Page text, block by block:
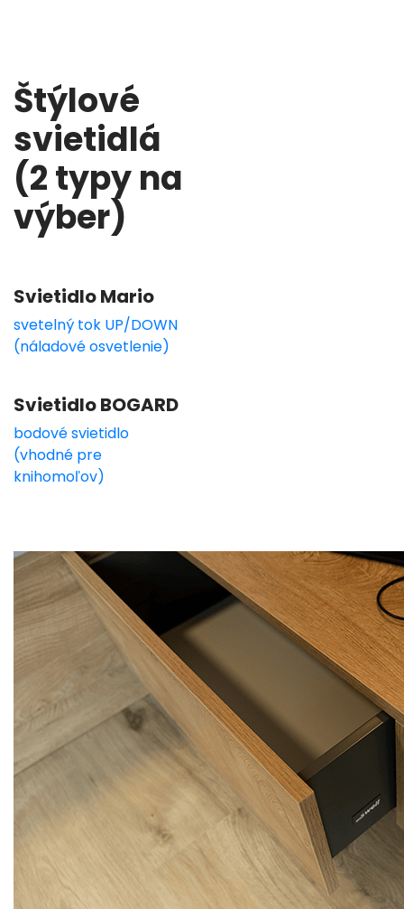
Štýlové
svietidlá
(2 typy na
výber)
Svietidlo Mario
svetelný tok UP/DOWN
(náladové osvetlenie)
Svietidlo BOGARD
bodové svietidlo
(vhodné pre
knihomoľov)